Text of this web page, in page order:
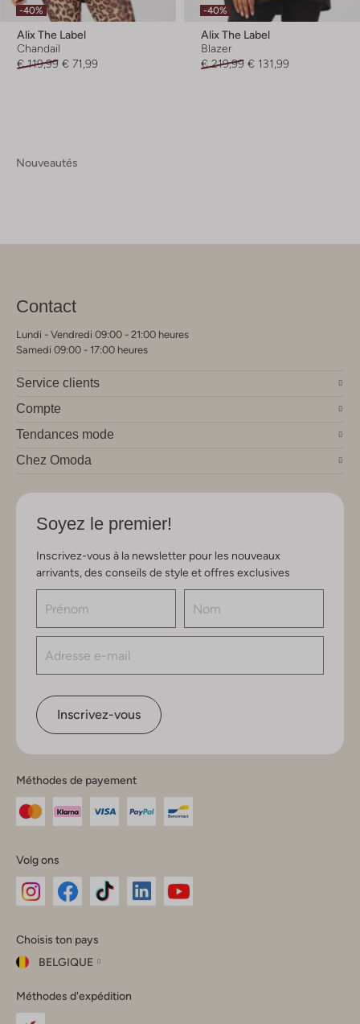
-40%
Alix The Label
Chandail
€ 119,99 € 71,99
-40%
Alix The Label
Blazer
€ 219,99 € 131,99
Nouveautés
Contact
Lundi - Vendredi 09:00 - 21:00 heures
Samedi 09:00 - 17:00 heures
Service clients
Compte
Tendances mode
Chez Omoda
Soyez le premier!
Inscrivez-vous à la newsletter pour les nouveaux
arrivants, des conseils de style et offres exclusives
Inscrivez-vous
Méthodes de payement
Volg ons
Instagram
Facebook
TikTok
Choisis ton pays
BELGIQUE
ton
pays
Fermer
Méthodes d'expédition